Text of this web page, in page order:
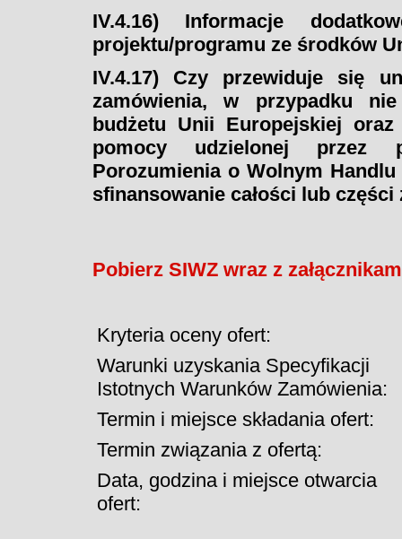
IV.4.16) Informacje
projektu/programu ze środków
IV.4.17) Czy przewiduje się
zamówienia, w przypadku
budżetu Unii Europejskiej
pomocy udzielonej przez
Porozumienia o Wolnym
sfinansowanie całości lub części
Pobierz SIWZ wraz z
Kryteria oceny ofert:
Warunki uzyskania Specyfikacji
Istotnych Warunków Zamówienia:
Termin i miejsce składania ofert:
Termin związania z ofertą:
Data, godzina i miejsce otwarcia
ofert: